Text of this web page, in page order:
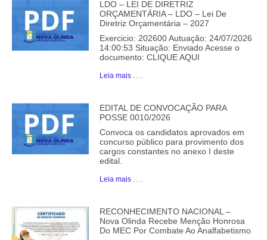
LDO – LEI DE DIRETRIZ
ORÇAMENTÁRIA – LDO – Lei De
Diretriz Orçamentária – 2027
Exercicio: 202600 Autuação: 24/07/2026
14:00:53 Situação: Enviado Acesse o
documento: CLIQUE AQUI
Leia mais . . .
EDITAL DE CONVOCAÇÃO PARA
POSSE 0010/2026
Convoca os candidatos aprovados em
concurso público para provimento dos
cargos constantes no anexo I deste
edital.
Leia mais . . .
RECONHECIMENTO NACIONAL –
Nova Olinda Recebe Menção Honrosa
Do MEC Por Combate Ao Analfabetismo